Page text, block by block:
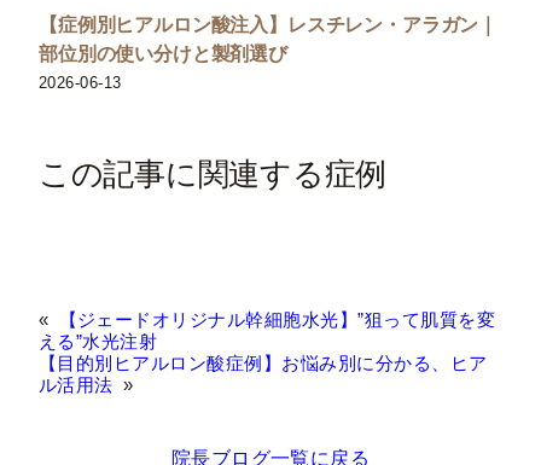
【症例別ヒアルロン酸注入】レスチレン・アラガン｜
部位別の使い分けと製剤選び
2026-06-13
この記事に関連する症例
«
【ジェードオリジナル幹細胞水光】”狙って肌質を変
える”水光注射
【目的別ヒアルロン酸症例】お悩み別に分かる、ヒア
ル活用法 »
院長ブログ一覧に戻る